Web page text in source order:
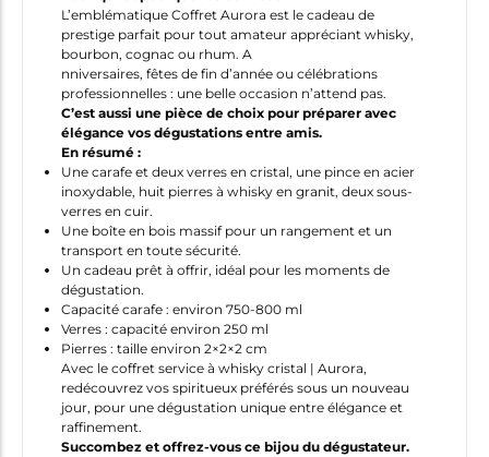
L’emblématique Coffret Aurora est le cadeau de
prestige parfait pour tout amateur appréciant whisky,
bourbon, cognac ou rhum. A
nniversaires, fêtes de fin d’année ou célébrations
professionnelles : une belle occasion n’attend pas.
C’est aussi une pièce de choix pour préparer avec
élégance vos dégustations entre amis.
En résumé :
Une carafe et deux verres en cristal, une pince en acier
inoxydable, huit pierres à whisky en granit, deux sous-
verres en cuir.
Une boîte en bois massif pour un rangement et un
transport en toute sécurité.
Un cadeau prêt à offrir, idéal pour les moments de
dégustation.
Capacité carafe : environ 750-800 ml
Verres : capacité environ 250 ml
Pierres : taille environ 2×2×2 cm
Avec le coffret service à whisky cristal | Aurora,
redécouvrez vos spiritueux préférés sous un nouveau
jour, pour une dégustation unique entre élégance et
raffinement.
Succombez et offrez-vous ce bijou du dégustateur.